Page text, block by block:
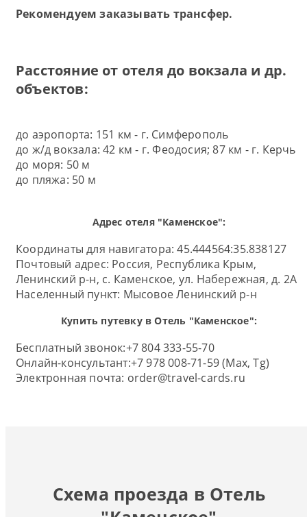
Рекомендуем заказывать трансфер.
Расстояние от отеля до вокзала и др.
объектов:
до аэропорта: 151 км - г. Симферополь
до ж/д вокзала: 42 км - г. Феодосия; 87 км - г. Керчь
до моря: 50 м
до пляжа: 50 м
Адрес отеля "Каменское":
Координаты для навигатора: 45.444564:35.838127
Почтовый адрес: Россия, Республика Крым,
Ленинский р-н, с. Каменское, ул. Набережная, д. 2А
Населенный пункт: Мысовое Ленинский р-н
Купить путевку в Отель "Каменское":
Бесплатный звонок:+7 804 333-55-70
Онлайн-консультант:+7 978 008-71-59 (Max, Tg)
Электронная почта: order@travel-cards.ru
Схема проезда в Отель